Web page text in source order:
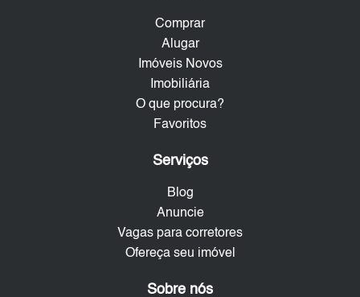
Comprar
Alugar
Imóveis Novos
Imobiliária
O que procura?
Favoritos
Serviços
Blog
Anuncie
Vagas para corretores
Ofereça seu imóvel
Sobre nós